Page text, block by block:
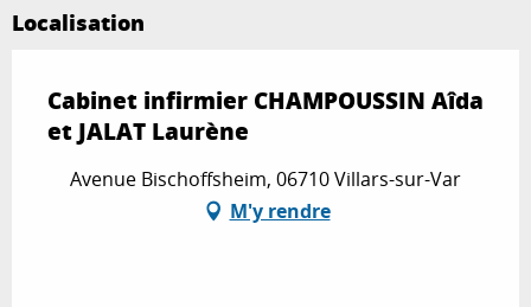
Localisation
Cabinet infirmier CHAMPOUSSIN Aîda
et JALAT Laurène
Avenue Bischoffsheim, 06710 Villars-sur-Var
M'y rendre